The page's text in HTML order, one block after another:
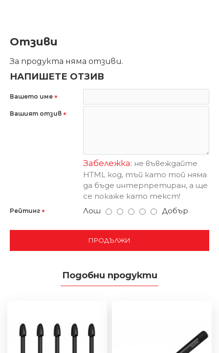
Отзиви
За продукта няма отзиви.
НАПИШЕТЕ ОТЗИВ
Вашето име
Вашият отзив
Забележка: не въвеждайте
HTML код, тъй като той няма
да бъде интерпретиран, а ще
се покаже като текст!
Рейтинг Лош Добър
ПРОДЪЛЖИ
Подобни продукти